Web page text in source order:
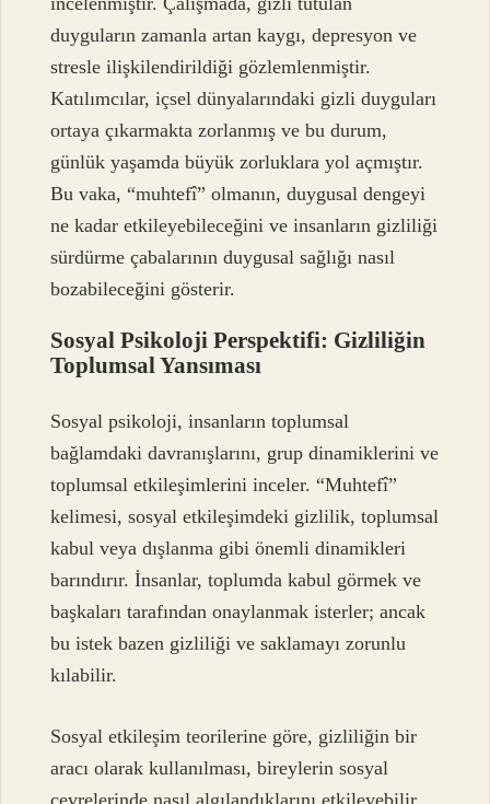
duyguların zamanla artan kaygı, depresyon ve
stresle ilişkilendirildiği gözlemlenmiştir.
Katılımcılar, içsel dünyalarındaki gizli duyguları
ortaya çıkarmakta zorlanmış ve bu durum,
günlük yaşamda büyük zorluklara yol açmıştır.
Bu vaka, “muhtefî” olmanın, duygusal dengeyi
ne kadar etkileyebileceğini ve insanların gizliliği
sürdürme çabalarının duygusal sağlığı nasıl
bozabileceğini gösterir.
Sosyal Psikoloji Perspektifi: Gizliliğin
Toplumsal Yansıması
Sosyal psikoloji, insanların toplumsal
bağlamdaki davranışlarını, grup dinamiklerini ve
toplumsal etkileşimlerini inceler. “Muhtefî”
kelimesi, sosyal etkileşimdeki gizlilik, toplumsal
kabul veya dışlanma gibi önemli dinamikleri
barındırır. İnsanlar, toplumda kabul görmek ve
başkaları tarafından onaylanmak isterler; ancak
bu istek bazen gizliliği ve saklamayı zorunlu
kılabilir.
Sosyal etkileşim teorilerine göre, gizliliğin bir
aracı olarak kullanılması, bireylerin sosyal
çevrelerinde nasıl algılandıklarını etkileyebilir.